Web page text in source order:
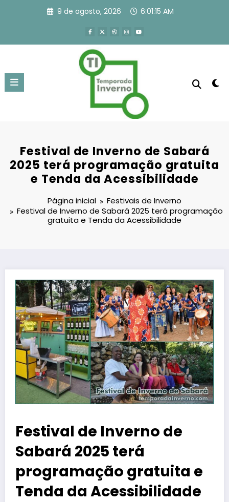
9 de agosto, 2026 6:01:16 AM
Festival de Inverno de Sabará
2025 terá programação gratuita
e Tenda da Acessibilidade
Página inicial
Festivais de Inverno
Festival de Inverno de Sabará 2025 terá programação
gratuita e Tenda da Acessibilidade
Festival de Inverno de
Sabará 2025 terá
programação gratuita e
Tenda da Acessibilidade